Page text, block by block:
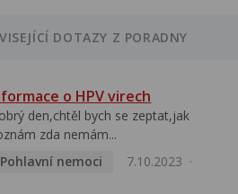
DOTAZY Z PORADNY
o HPV virech
den,chtěl bych se zeptat,jak
zda nemám...
Pohlavní nemoci
7.10.2023